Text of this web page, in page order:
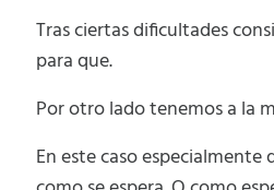
Tras ciertas dificultades
para que.
Por otro lado tenemos a la
En este caso especialmente